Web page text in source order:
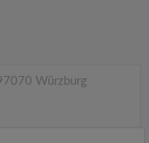
Würzburg